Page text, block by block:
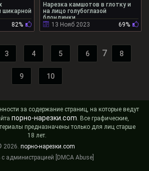
шикарной
82%
Нарезка камшотов в глотку и
на лицо голубоглазой
блондинки
13 Нояб 2023
69%
3 4 5 6 7 8
9 10
за содержание страниц, на которые ведут
порно-нарезки.com. Все графические,
предназначены только для лиц старше
18 лет.
2026. порно-нарезки.com
с администрацией [DMCA Abuse]